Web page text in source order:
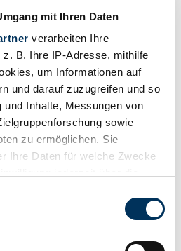
mit Ihren Daten
verarbeiten Ihre
z. B. Ihre IP-Adresse, mithilfe
um Informationen auf
und darauf zuzugreifen und so
und Inhalte, Messungen von
sowie
zu ermöglichen. Sie
Ihre Daten für welche Zwecke
widerrufen
ReferenzenAnfahrt &